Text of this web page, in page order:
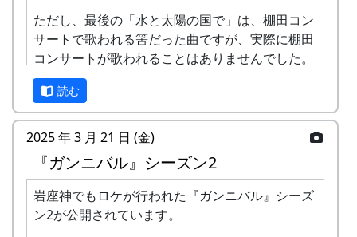
ただし、最後の「水と太陽の国で」は、棚田コン
サートで歌われる筈だった曲ですが、実際に棚田
コンサートが歌われることはありませんでした。
棚田のうた ～ふるさと加美の里へ～
読む
2025 年 3 月 21 日 (金)
『ガンニバル』シーズン2
岩座神でもロケが行われた『ガンニバル』シーズ
ン2が公開されています。